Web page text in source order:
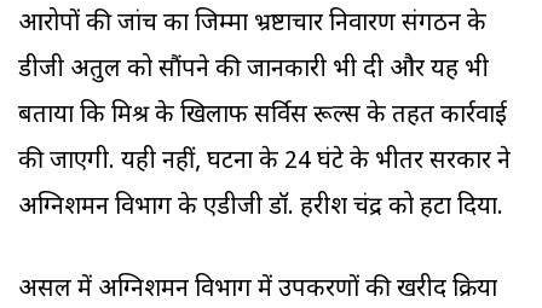
आरोपों की जांच का जिम्मा भ्रष्टाचार निवारण संगठन के
डीजी अतुल को सौंपने की जानकारी भी दी और यह भी
बताया कि मिश्र के खिलाफ सर्विस रूल्स के तहत कार्रवाई
की जाएगी. यही नहीं, घटना के 24 घंटे के भीतर सरकार ने
अग्निशमन विभाग के एडीजी डॉ. हरीश चंद्र को हटा दिया.
असल में अग्निशमन विभाग में उपकरणों की खरीद प्रक्रिया